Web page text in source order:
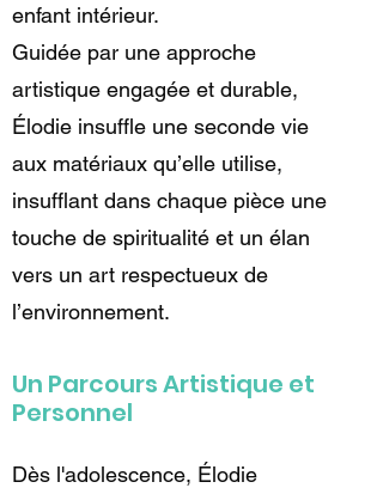
enfant intérieur.
Guidée par une approche
artistique engagée et durable,
Élodie insuffle une seconde vie
aux matériaux qu’elle utilise,
insufflant dans chaque pièce une
touche de spiritualité et un élan
vers un art respectueux de
l’environnement.
Un Parcours Artistique et
Personnel
Dès l'adolescence, Élodie